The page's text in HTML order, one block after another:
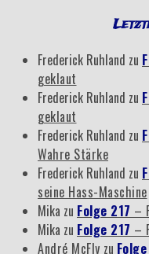
Frederick Ruhland zu
geklaut
Frederick Ruhland zu
geklaut
Frederick Ruhland zu
Wahre Stärke
Frederick Ruhland zu
seine Hass-Maschine
Mika zu Folge 217 –
Mika zu Folge 217 –
André McFly zu